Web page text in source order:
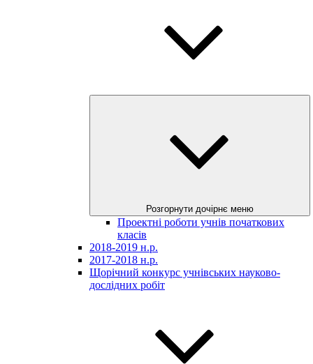
Розгорнути дочірнє меню
Проектні роботи учнів початкових
класів
2018-2019 н.р.
2017-2018 н.р.
Щорічний конкурс учнівських науково-
дослідних робіт